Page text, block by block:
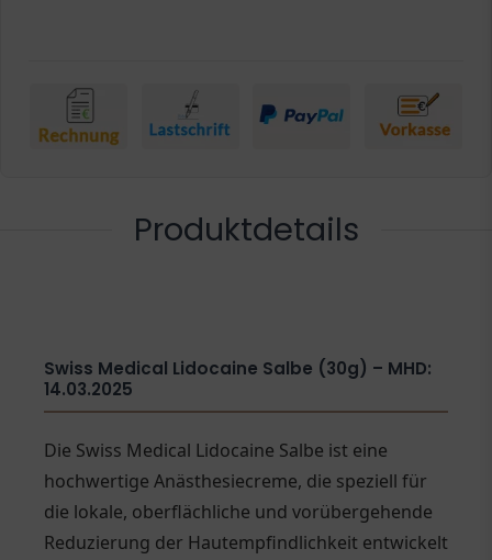
Produktdetails
Swiss Medical Lidocaine Salbe (30g) – MHD:
14.03.2025
Die Swiss Medical Lidocaine Salbe ist eine
hochwertige Anästhesiecreme, die speziell für
die lokale, oberflächliche und vorübergehende
Reduzierung der Hautempfindlichkeit entwickelt